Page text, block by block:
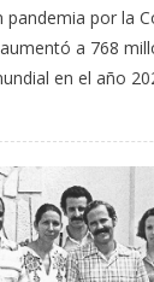
por la
a 768
en el año